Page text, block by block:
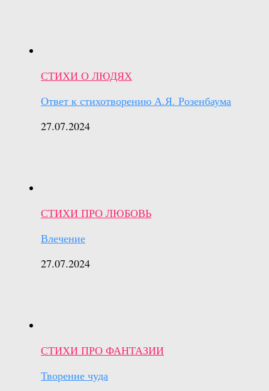
СТИХИ О ЛЮДЯХ
Ответ к стихотворению А.Я. Розенбаума
27.07.2024
СТИХИ ПРО ЛЮБОВЬ
Влечение
27.07.2024
СТИХИ ПРО ФАНТАЗИИ
Творение чуда